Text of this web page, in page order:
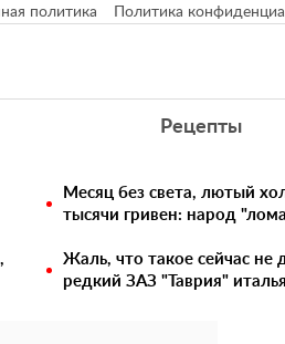
политика Политика
Рецепты
Месяц без света, лютый
тысячи гривен: народ
Жаль, что такое сейчас не
редкий ЗАЗ "Таврия"